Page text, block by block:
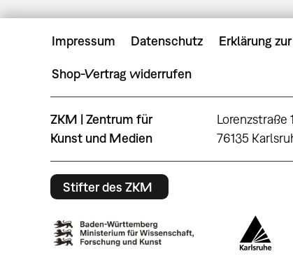
Impressum Datenschutz Erklärung
Shop-Vertrag widerrufen
ZKM | Zentrum für
Kunst und Medien
Lorenzstraße
76135
Stifter des ZKM